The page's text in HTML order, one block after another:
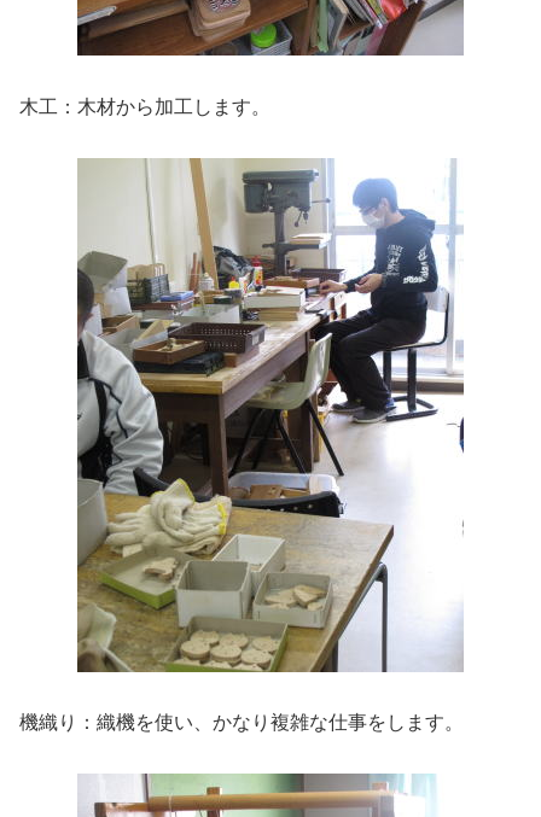
木工：木材から加工します。
機織り：織機を使い、かなり複雑な仕事をします。